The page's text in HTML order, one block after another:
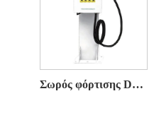
Σωρός φόρτισης DC τύπου στήλης 7KW